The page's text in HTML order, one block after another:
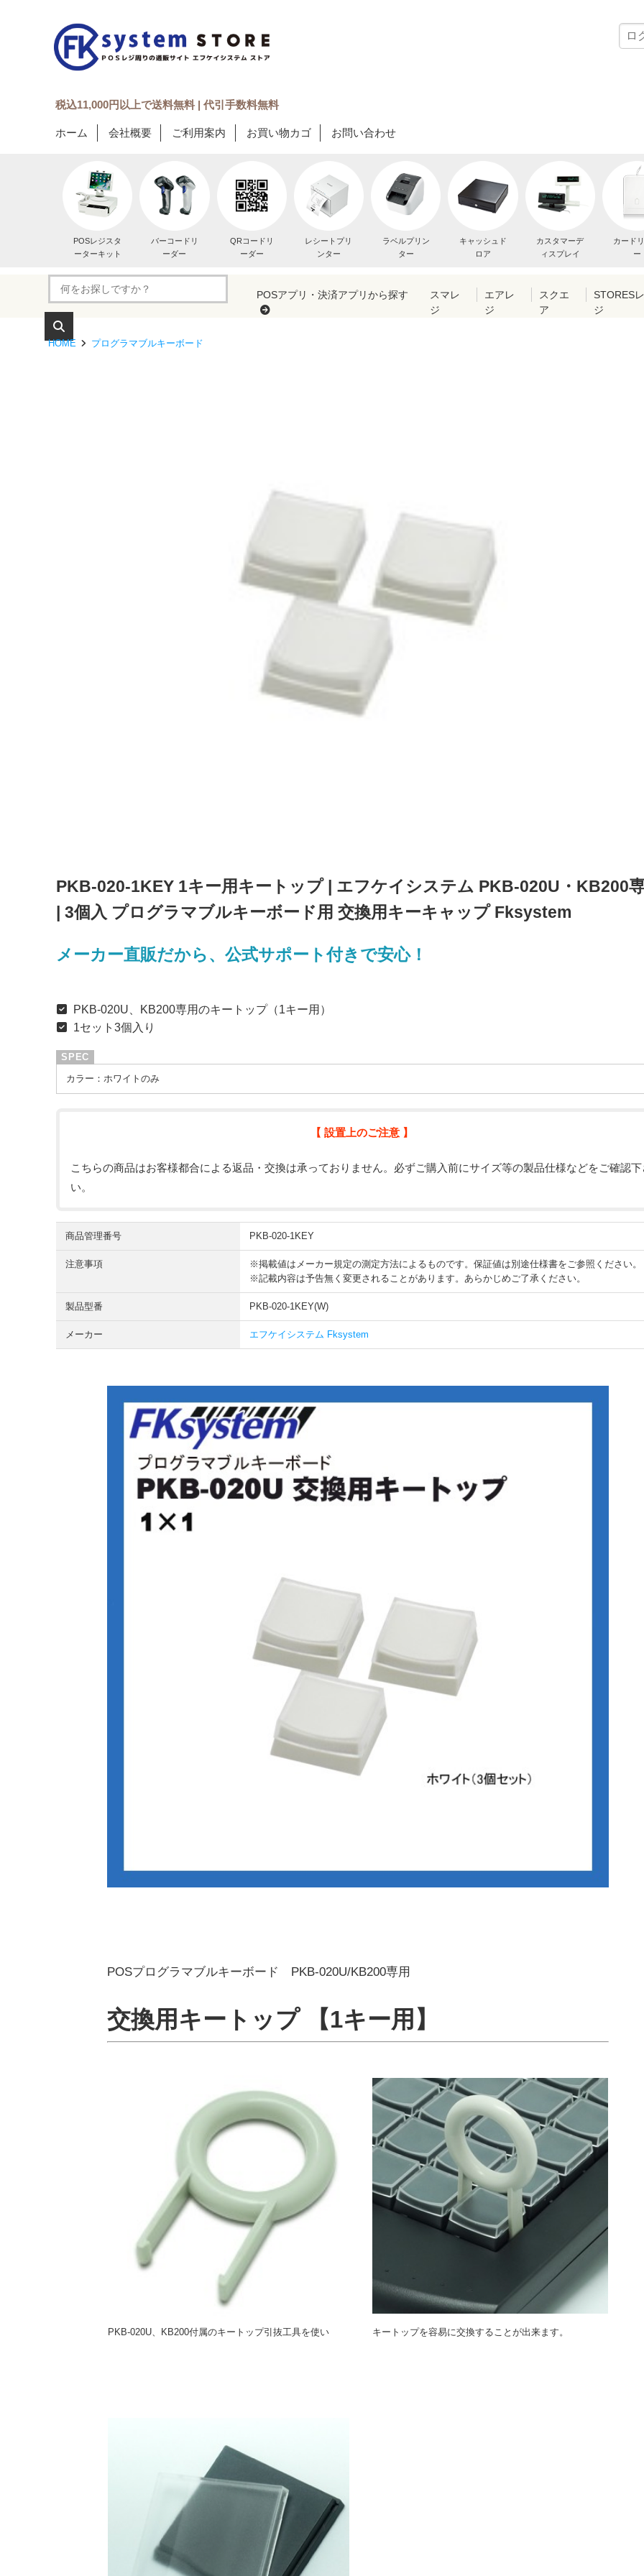
税込11,000円以上で送料無料 | 代引手数料無料
ホーム 会社概要 ご利用案内 お買い物カゴ お問い合わせ
POSレジスタ
ーターキット
バーコードリ
ーダー
QRコードリ
ーダー
レシートプリ
ンター
ラベルプリン
ター
キャッシュド
ロア
カスタマーデ
ィスプレイ
カード
ー
POSアプリ・決済アプリから探す
スマレ
ジ
エアレ
ジ
スクエ
ア
STORES
ジ
HOME プログラマブルキーボード
PKB-020-1KEY 1キー用キートップ | エフケイシステム PKB-020U・KB200
| 3個入 プログラマブルキーボード用 交換用キーキャップ Fksystem
メーカー直販だから、公式サポート付きで安心！
PKB-020U、KB200専用のキートップ（1キー用）
1セット3個入り
カラー：ホワイトのみ
【 設置上のご注意 】
こちらの商品はお客様都合による返品・交換は承っておりません。必ずご購入前にサイズ等の製品仕様などをご確認
い。
商品管理番号 PKB-020-1KEY
注意事項
※掲載値はメーカー規定の測定方法によるものです。保証値は別途仕様書をご参照ください。
※記載内容は予告無く変更されることがあります。あらかじめご了承ください。
製品型番 PKB-020-1KEY(W)
メーカー エフケイシステム Fksystem
POSプログラマブルキーボード PKB-020U/KB200専用
交換用キートップ 【1キー用】
PKB-020U、KB200付属のキートップ引抜工具を使い キートップを容易に交換することが出来ます。